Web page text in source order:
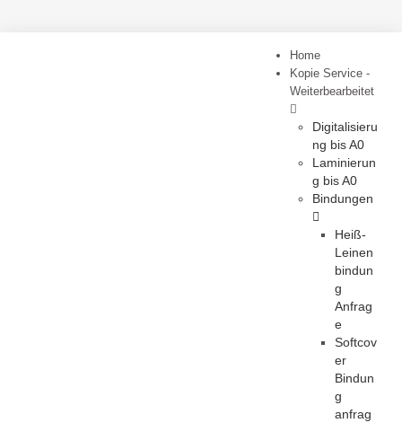
Home
Kopie Service -
Weiterbearbeitet
Digitalisieru
ng bis A0
Laminierun
g bis A0
Bindungen
Heiß-
Leinen
bindun
g
Anfrag
e
Softcov
er
Bindun
g
anfrag